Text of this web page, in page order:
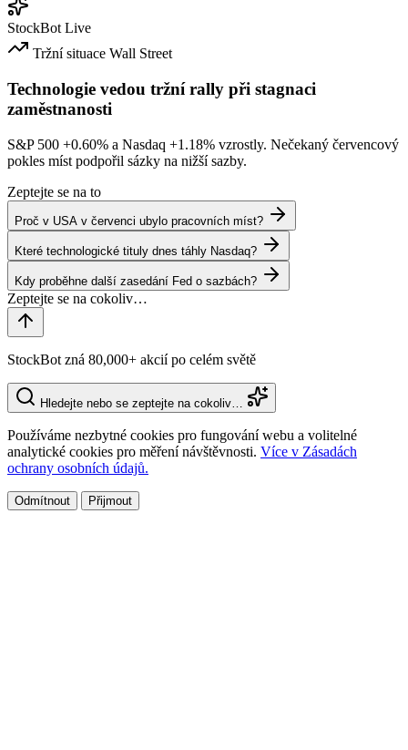
StockBot Live
Tržní situace Wall Street
Technologie vedou tržní rally při stagnaci
zaměstnanosti
S&P 500 +0.60% a Nasdaq +1.18% vzrostly. Nečekaný červencový
pokles míst podpořil sázky na nižší sazby.
Zeptejte se na to
Proč v USA v červenci ubylo pracovních míst?
Které technologické tituly dnes táhly Nasdaq?
Kdy proběhne další zasedání Fed o sazbách?
StockBot zná 80,000+ akcií po celém světě
Hledejte nebo se zeptejte na cokoliv…
Používáme nezbytné cookies pro fungování webu a volitelné
analytické cookies pro měření návštěvnosti. Více v Zásadách
ochrany osobních údajů.
Odmítnout Přijmout